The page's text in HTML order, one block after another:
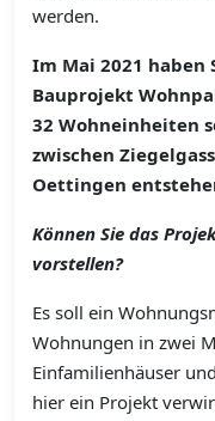
werden.
Im Mai 2021
Bauprojekt
32 Wohneinheiten
zwischen
Oettingen
Können Sie das
vorstellen?
Es soll ein
Wohnungen in zwei
Einfamilienhäuser
hier ein Projekt